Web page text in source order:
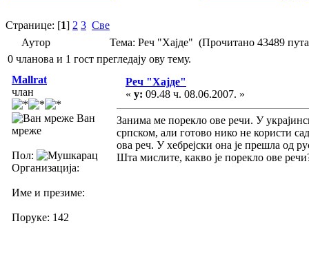
Странице: [1] 2 3 Све
Аутор
Тема: Реч "Хајде" (Прочитано 43489
0 чланова и 1 гост прегледају ову тему.
Mallrat
члан
Ван
мреже
Пол:
Организација:
Име и презиме:
Поруке: 142
Реч "Хајде"
« у: 09.48 ч. 08.06.2007. »
Занима ме порекло ове речи. У
српском, али готово нико не користи
ова реч. У хебрејски она је прешла од
Шта мислите, какво је порекло ове